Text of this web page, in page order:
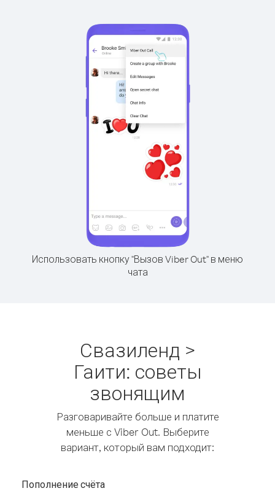
Использовать кнопку "Вызов Viber Out" в меню
чата
Свазиленд >
Гаити: советы
звонящим
Разговаривайте больше и платите
меньше с Viber Out. Выберите
вариант, который вам подходит:
Пополнение счёта